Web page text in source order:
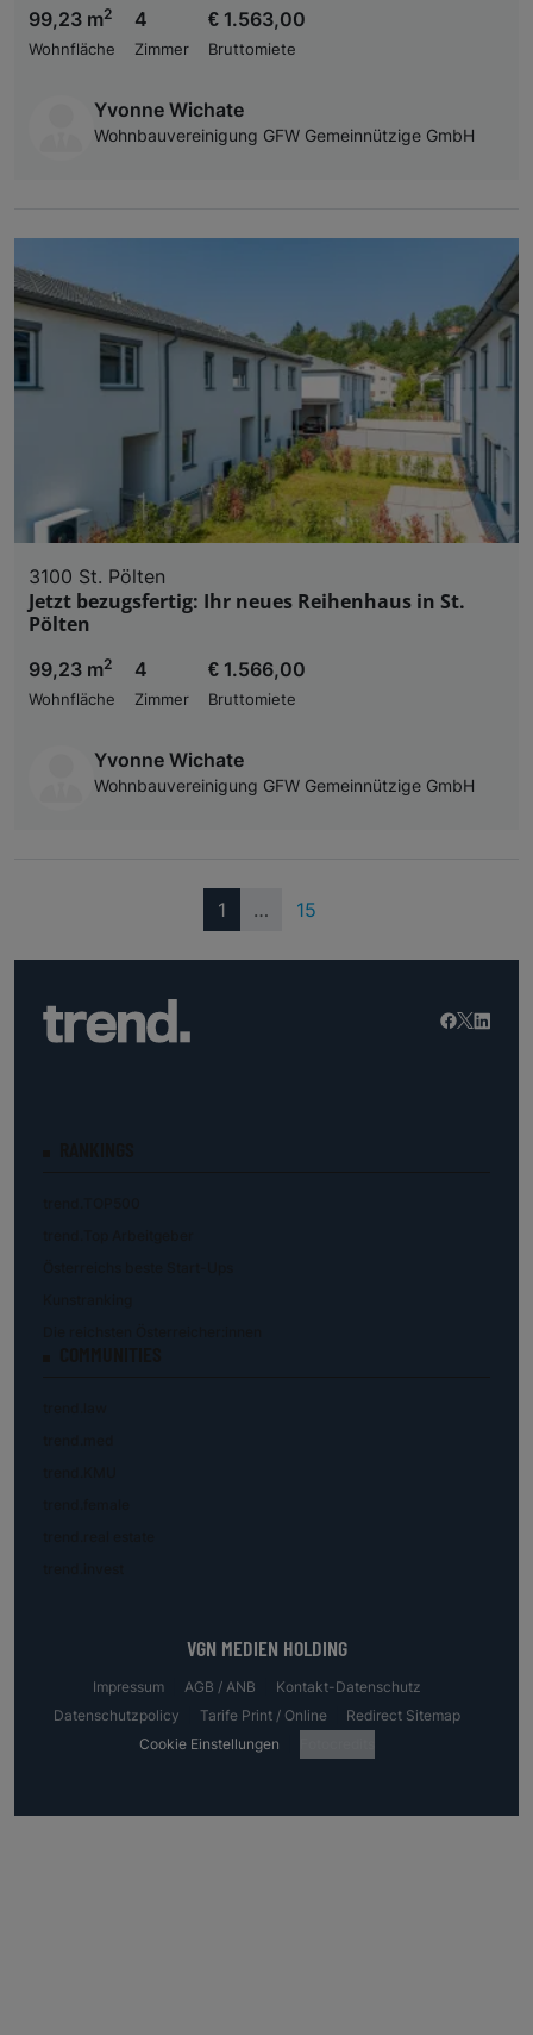
99,23 m2
Wohnfläche
4
Zimmer
€ 1.563,00
Bruttomiete
Yvonne Wichate
Wohnbauvereinigung GFW Gemeinnützige GmbH
3100 St. Pölten
Jetzt bezugsfertig: Ihr neues Reihenhaus in St.
Pölten
99,23 m2
Wohnfläche
4
Zimmer
€ 1.566,00
Bruttomiete
Yvonne Wichate
Wohnbauvereinigung GFW Gemeinnützige GmbH
1(current)
… 15
VGN MEDIEN HOLDING
Impressum AGB / ANB
Kontakt-Datenschutz
Datenschutzpolicy
Tarife Print / Online
Redirect Sitemap
Cookie Einstellungen